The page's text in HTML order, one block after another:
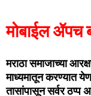
मोबाईल ॲपच
मराठा समाजाच्या
माध्यमातून करण्यात
तासांपासून सर्वर